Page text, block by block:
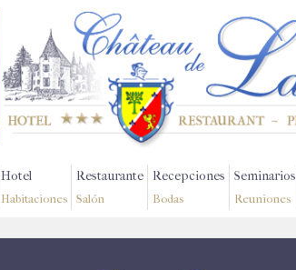
Hotel
Habitaciones
Restaurante
Salón
Recepciones
Bodas
Seminarios
Reuniones